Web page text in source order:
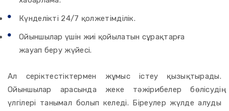
Күнделікті 24/7 қолжетімділік.
Ойыншылар үшін жиі қойылатын сұрақтарға
жауап беру жүйесі.
Ал серіктестіктермен жұмыс істеу қызықтырады.
Ойыншылар арасында жеке тәжірибелер бөлісудің
үлгілері танымал болып келеді. Біреулер жүлде алуды